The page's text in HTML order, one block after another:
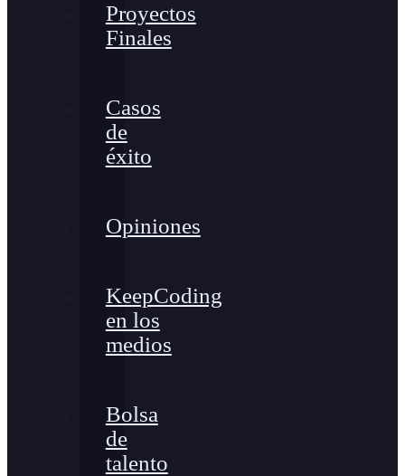
Proyectos
Finales
Casos
de
éxito
Opiniones
KeepCoding
en los
medios
Bolsa
de
talento